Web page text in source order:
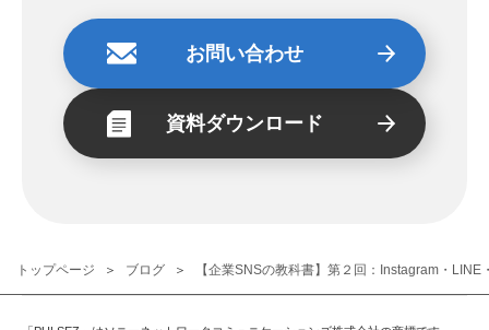
資料ダウンロード
お問い合わせ
トップページ ブログ 【企業SNSの教科書】第２回：Instagram・